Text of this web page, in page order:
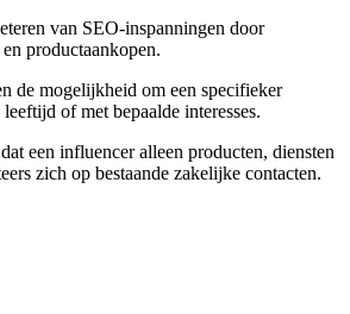
van SEO-inspanningen door
productaankopen.
de mogelijkheid om een specifieker
of met bepaalde interesses.
een influencer alleen producten, diensten
zich op bestaande zakelijke contacten.